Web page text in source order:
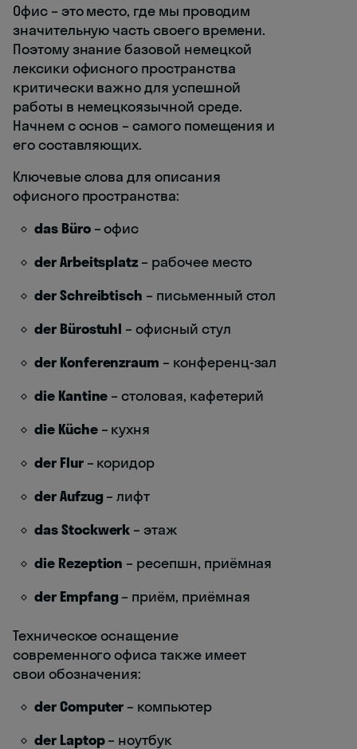
Офис – это место, где мы проводим
значительную часть своего времени.
Поэтому знание базовой немецкой
лексики офисного пространства
критически важно для успешной
работы в немецкоязычной среде.
Начнем с основ – самого помещения и
его составляющих.
Ключевые слова для описания
офисного пространства:
das Büro– офис
der Arbeitsplatz– рабочее место
der Schreibtisch – письменный стол
der Bürostuhl – офисный стул
der Konferenzraum – конференц-зал
die Kantine – столовая, кафетерий
die Küche– кухня
der Flur– коридор
der Aufzug – лифт
das Stockwerk – этаж
die Rezeption – ресепшн, приёмная
der Empfang – приём, приёмная
Техническое оснащение
современного офиса также имеет
свои обозначения:
der Computer – компьютер
der Laptop– ноутбук